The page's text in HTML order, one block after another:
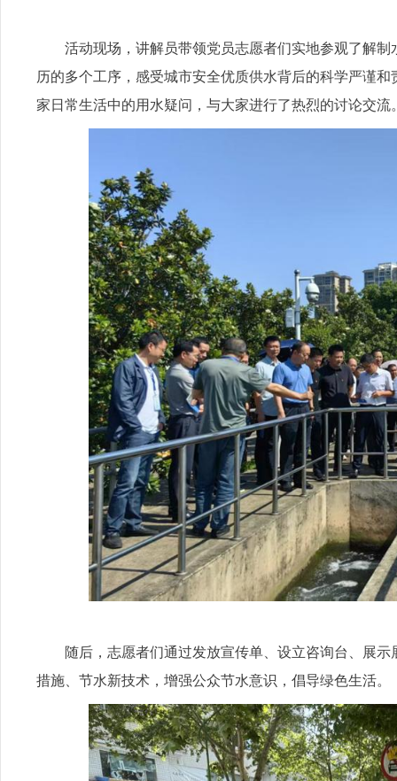
活动现场，讲解员带领党员志愿者们实地参观了解
历的多个工序，感受城市安全优质供水背后的科学严谨
家日常生活中的用水疑问，与大家进行了热烈的讨论交流
随后，志愿者们通过发放宣传单、设立咨询台、展
措施、节水新技术，增强公众节水意识，倡导绿色生活。